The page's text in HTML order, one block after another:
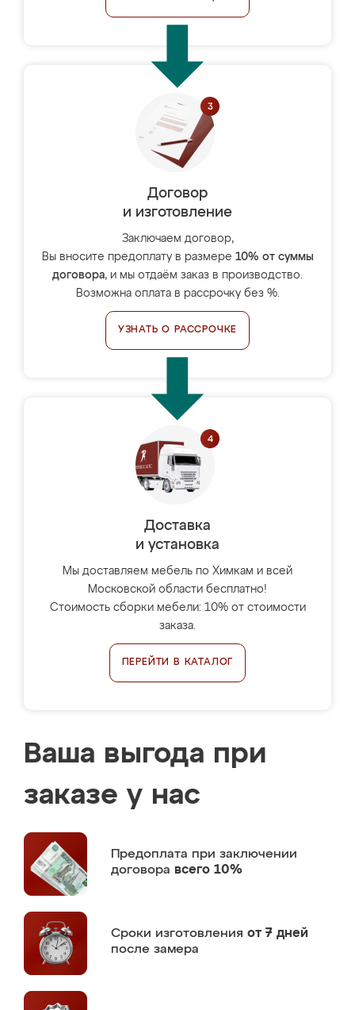
Договор
и изготовление
Заключаем договор,
Вы вносите предоплату в размере 10% от суммы
договора, и мы отдаём заказ в производство.
Возможна оплата в рассрочку без %.
УЗНАТЬ О РАССРОЧКЕ
Доставка
и установка
Мы доставляем мебель по Химкам и всей
Московской области бесплатно!
Стоимость сборки мебели: 10% от стоимости
заказа.
ПЕРЕЙТИ В КАТАЛОГ
Ваша выгода при
заказе у нас
Предоплата при заключении
договора всего 10%
Сроки изготовления от 7 дней
после замера